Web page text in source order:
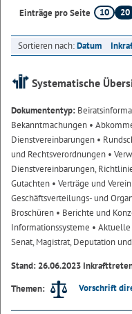
Einträge pro Seite
10 20
Sortieren nach:Datum
Systematische
Dokumententyp:
Bekanntmachungen •
Dienstvereinbarungen •
und Rechtsverordnungen •
Dienstvereinbarungen,
Gutachten • Verträge und
Geschäftsverteilungs- und
Broschüren • Berichte und
Informationssysteme •
Senat, Magistrat, Deputation
Stand: 26.06.2023
Themen:
Vorschrift